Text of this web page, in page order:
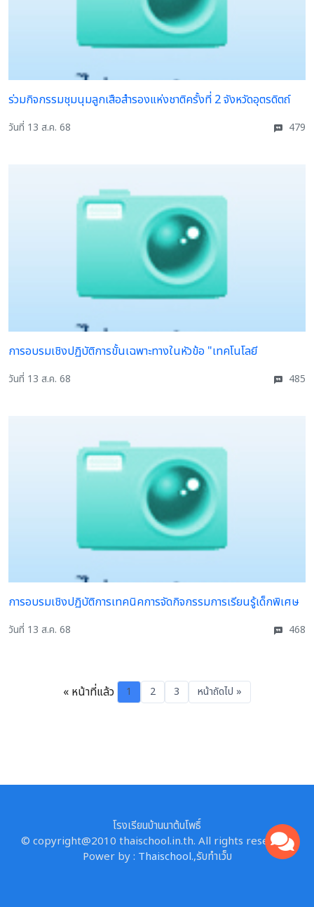
ร่วมกิจกรรมชุมนุมลูกเสือสำรองแห่งชาติครั้งที่ 2 จังหวัดอุตรดิตถ์
วันที่ 13 ส.ค. 68 479
การอบรมเชิงปฏิบัติการขั้นเฉพาะทางในหัวข้อ "เทคโนโลยี
วันที่ 13 ส.ค. 68 485
การอบรมเชิงปฏิบัติการเทคนิคการจัดกิจกรรมการเรียนรู้เด็กพิเศษ
วันที่ 13 ส.ค. 68 468
« หน้าที่แล้ว 1 2 3 หน้าถัดไป »
โรงเรียนบ้านนาต้นโพธิ์
© copyright@2010 thaischool.in.th. All rights reserved.
Power by : Thaischool.,รับทำเว็บ